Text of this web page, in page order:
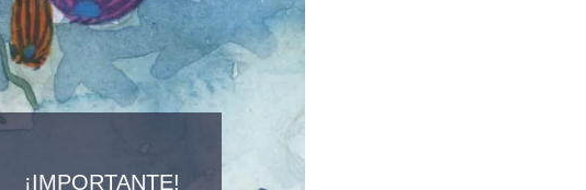
¡IMPORTANTE!